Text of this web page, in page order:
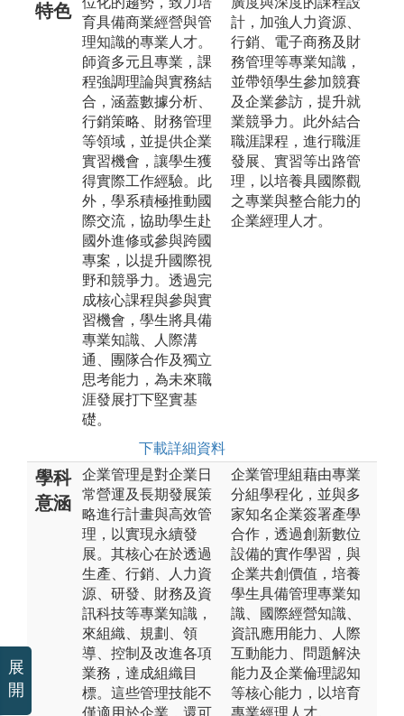
特色
育具備商業經營與管
理知識的專業人才。
師資多元且專業，課
程強調理論與實務結
合，涵蓋數據分析、
行銷策略、財務管理
等領域，並提供企業
實習機會，讓學生獲
得實際工作經驗。此
外，學系積極推動國
際交流，協助學生赴
國外進修或參與跨國
專案，以提升國際視
野和競爭力。透過完
成核心課程與參與實
習機會，學生將具備
專業知識、人際溝
通、團隊合作及獨立
思考能力，為未來職
涯發展打下堅實基
礎。
下載詳細資料
計，加強人力資源、
行銷、電子商務及財
務管理等專業知識，
並帶領學生參加競賽
及企業參訪，提升就
業競爭力。此外結合
職涯課程，進行職涯
發展、實習等出路管
理，以培養具國際觀
之專業與整合能力的
企業經理人才。
學科
意涵
企業管理是對企業日
常營運及長期發展策
略進行計畫與高效管
理，以實現永續發
展。其核心在於透過
生產、行銷、人力資
源、研發、財務及資
訊科技等專業知識，
來組織、規劃、領
導、控制及改進各項
業務，達成組織目
標。這些管理技能不
僅適用於企業，還可
企業管理組藉由專業
分組學程化，並與多
家知名企業簽署產學
合作，透過創新數位
設備的實作學習，與
企業共創價值，培養
學生具備管理專業知
識、國際經營知識、
資訊應用能力、人際
互動能力、問題解決
能力及企業倫理認知
等核心能力，以培育
專業經理人才。
展
開